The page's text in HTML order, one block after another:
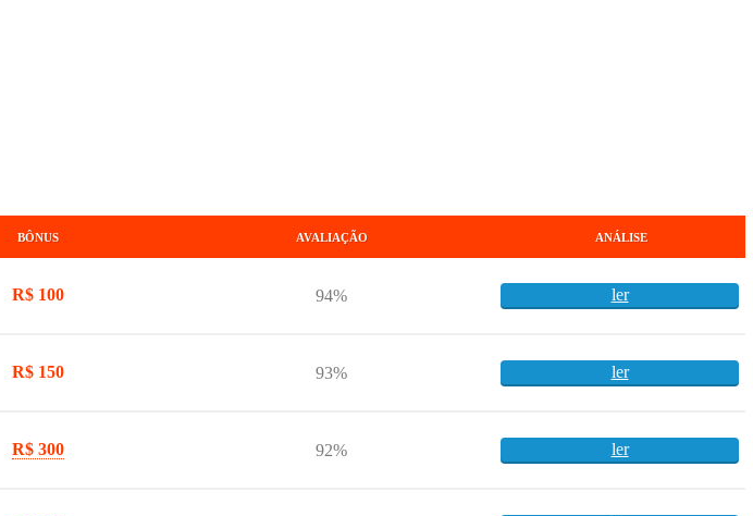
BÔNUS AVALIAÇÃO ANÁLISE
R$ 100 94% ler
R$ 150 93% ler
R$ 300 92% ler